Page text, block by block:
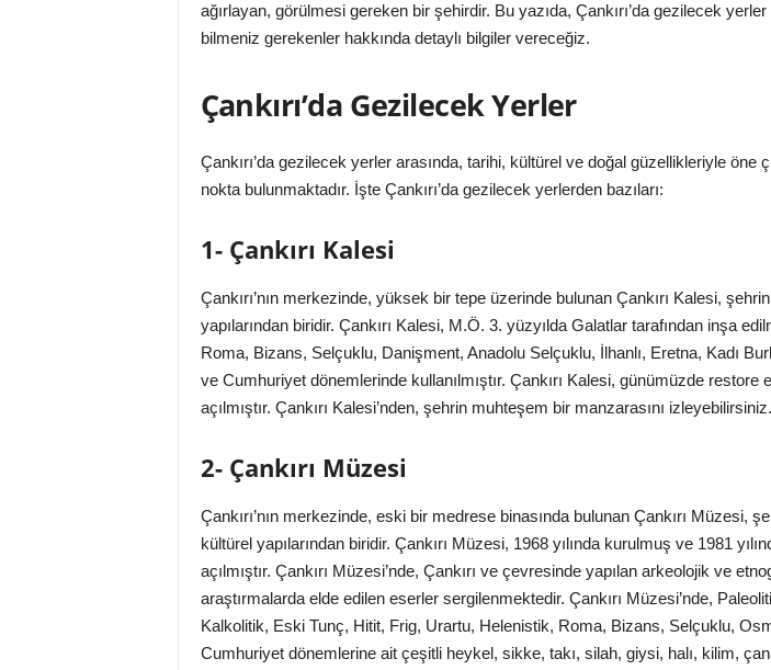
ağırlayan, görülmesi gereken bir şehirdir. Bu yazıda, Çankırı’da gezilecek yerler
bilmeniz gerekenler hakkında detaylı bilgiler vereceğiz.
Çankırı’da Gezilecek Yerler
Çankırı’da gezilecek yerler arasında, tarihi, kültürel ve doğal güzellikleriyle öne
nokta bulunmaktadır. İşte Çankırı’da gezilecek yerlerden bazıları:
1- Çankırı Kalesi
Çankırı’nın merkezinde, yüksek bir tepe üzerinde bulunan Çankırı Kalesi,
yapılarından biridir. Çankırı Kalesi, M.Ö. 3. yüzyılda Galatlar tarafından inşa
Roma, Bizans, Selçuklu, Danişment, Anadolu Selçuklu, İlhanlı, Eretna, Kadı
ve Cumhuriyet dönemlerinde kullanılmıştır. Çankırı Kalesi, günümüzde restore
açılmıştır. Çankırı Kalesi’nden, şehrin muhteşem bir manzarasını izleyebilirsiniz.
2- Çankırı Müzesi
Çankırı’nın merkezinde, eski bir medrese binasında bulunan Çankırı Müzesi,
kültürel yapılarından biridir. Çankırı Müzesi, 1968 yılında kurulmuş ve 1981
açılmıştır. Çankırı Müzesi’nde, Çankırı ve çevresinde yapılan arkeolojik ve
araştırmalarda elde edilen eserler sergilenmektedir. Çankırı Müzesi’nde,
Kalkolitik, Eski Tunç, Hitit, Frig, Urartu, Helenistik, Roma, Bizans, Selçuklu,
Cumhuriyet dönemlerine ait çeşitli heykel, sikke, takı, silah, giysi, halı, kilim,